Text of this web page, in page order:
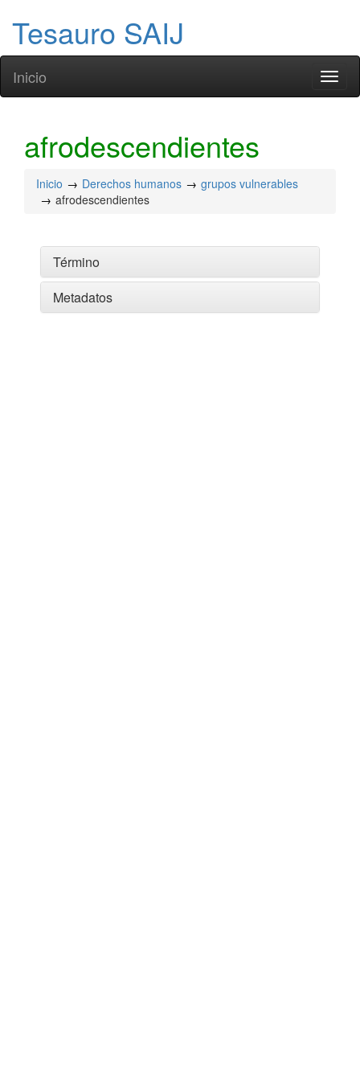
Tesauro SAIJ
Inicio
afrodescendientes
Inicio Derechos humanos
grupos vulnerables
afrodescendientes
Término
Metadatos